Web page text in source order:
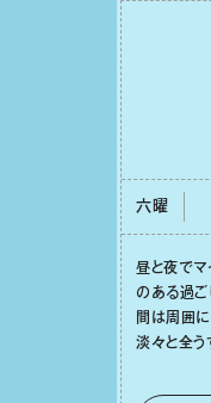
六曜
昼と夜でマ
のある過ご
間は周囲
淡々と全う
⾔葉に流